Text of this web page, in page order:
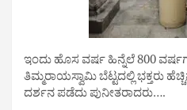
ಇಂದು ಹೊಸ ವರ್ಷ ಹಿನ್ನೆಲೆ 800
ತಿಮ್ಮರಾಯಸ್ವಾಮಿ ಬೆಟ್ಟದಲ್ಲಿ ಭಕ್ತರು
ದರ್ಶನ ಪಡೆದು ಪುನೀತರಾದರು….